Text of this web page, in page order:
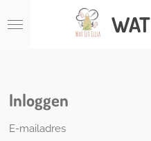
direct
WAT
Inloggen
E-mailadres